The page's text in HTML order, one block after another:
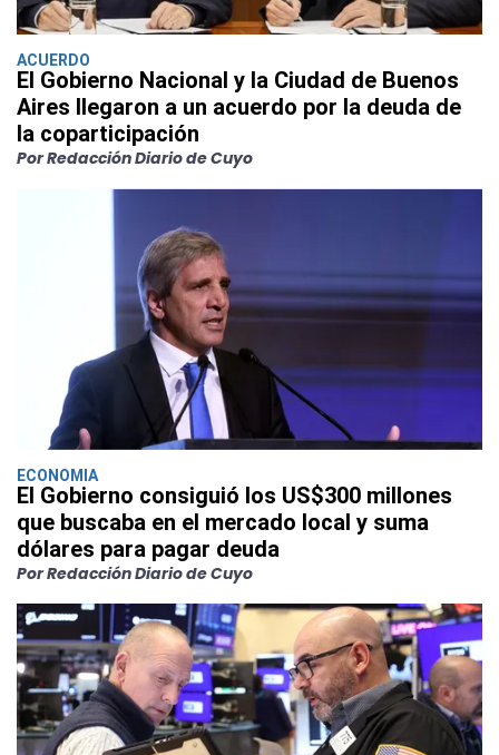
ACUERDO
El Gobierno Nacional y la Ciudad de Buenos
Aires llegaron a un acuerdo por la deuda de
la coparticipación
Por Redacción Diario de Cuyo
ECONOMIA
El Gobierno consiguió los US$300 millones
que buscaba en el mercado local y suma
dólares para pagar deuda
Por Redacción Diario de Cuyo